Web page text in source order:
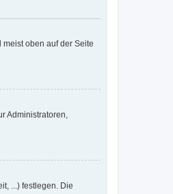
oben auf der Seite
Administratoren,
...) festlegen. Die